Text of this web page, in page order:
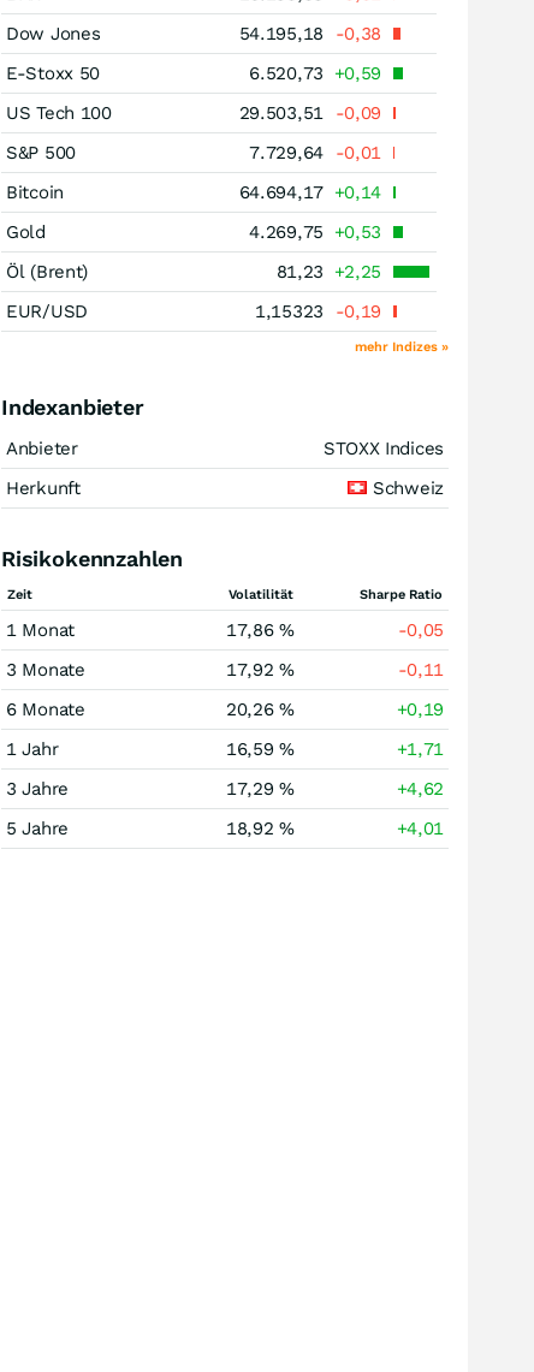
Dow Jones
54.195,18
-0,38
E-Stoxx 50
6.520,73
+0,59
US Tech 100
29.503,51
-0,09
S&P 500
7.729,64
-0,01
Bitcoin
64.694,17 +0,14
Gold
4.269,75
+0,53
Öl (Brent)
81,23
+2,25
EUR/USD
1,15323 -0,19
mehr Indizes »
Indexanbieter
Anbieter
STOXX Indices
Herkunft
Schweiz
Risikokennzahlen
Zeit Volatilität Sharpe Ratio
1 Monat 17,86 %
-0,05
3 Monate
17,92 %
-0,11
6 Monate
20,26 %
+0,19
1 Jahr
16,59 %
+1,71
3 Jahre
17,29 %
+4,62
5 Jahre
18,92 % +4,01